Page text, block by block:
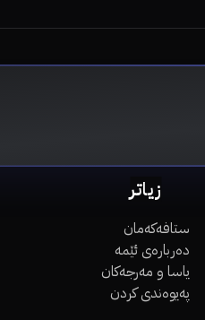
زیاتر
ستافەکەمان
دەربارەی ئێمە
یاسا و مەرجەکان
پەیوەندی کردن